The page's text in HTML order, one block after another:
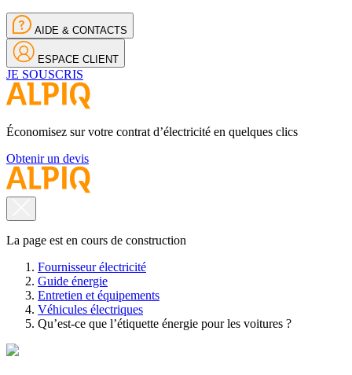
AIDE & CONTACTS
ESPACE CLIENT
JE SOUSCRIS
Économisez sur votre contrat d’électricité en quelques clics
Obtenir un devis
La page est en cours de construction
Fournisseur électricité
Guide énergie
Entretien et équipements
Véhicules électriques
Qu’est-ce que l’étiquette énergie pour les voitures ?